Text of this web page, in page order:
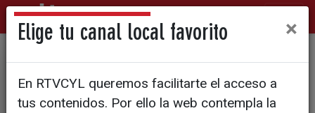
El repunte del sarampión no
se ha notado en Segovia
Elige tu canal local favorito ×
En RTVCYL queremos facilitarte el acceso a
tus contenidos. Por ello la web contempla la